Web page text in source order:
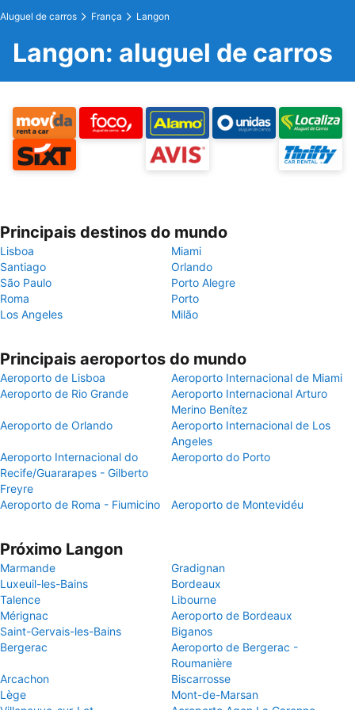
Aluguel de carros França Langon
Langon: aluguel de carros
Principais destinos do mundo
Lisboa
Miami
Santiago
Orlando
São Paulo
Porto Alegre
Roma
Porto
Los Angeles
Milão
Principais aeroportos do mundo
Aeroporto de Lisboa
Aeroporto Internacional de Miami
Aeroporto de Rio Grande
Aeroporto Internacional Arturo
Merino Benítez
Aeroporto de Orlando
Aeroporto Internacional de Los
Angeles
Aeroporto Internacional do
Recife/Guararapes - Gilberto
Freyre
Aeroporto do Porto
Aeroporto de Roma - Fiumicino Aeroporto de Montevidéu
Próximo Langon
Marmande
Gradignan
Luxeuil-les-Bains
Bordeaux
Talence
Libourne
Mérignac
Aeroporto de Bordeaux
Saint-Gervais-les-Bains
Biganos
Bergerac
Aeroporto de Bergerac -
Roumanière
Arcachon
Biscarrosse
Lège
Mont-de-Marsan